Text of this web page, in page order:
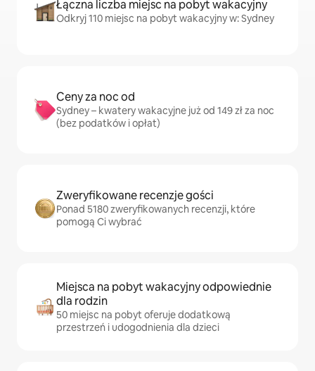
Łączna liczba miejsc na pobyt wakacyjny
Odkryj 110 miejsc na pobyt wakacyjny w: Sydney
Ceny za noc od
Sydney – kwatery wakacyjne już od 149 zł za noc
(bez podatków i opłat)
Zweryfikowane recenzje gości
Ponad 5180 zweryfikowanych recenzji, które
pomogą Ci wybrać
Miejsca na pobyt wakacyjny odpowiednie
dla rodzin
50 miejsc na pobyt oferuje dodatkową
przestrzeń i udogodnienia dla dzieci